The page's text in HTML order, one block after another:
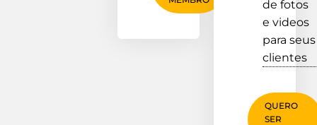
de fotos
e videos
para seus
clientes
QUERO
SER